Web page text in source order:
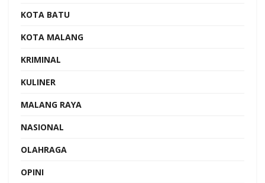
KOTA BATU
KOTA MALANG
KRIMINAL
KULINER
MALANG RAYA
NASIONAL
OLAHRAGA
OPINI